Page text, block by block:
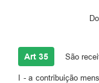
Art 35 São
I - a contribuição